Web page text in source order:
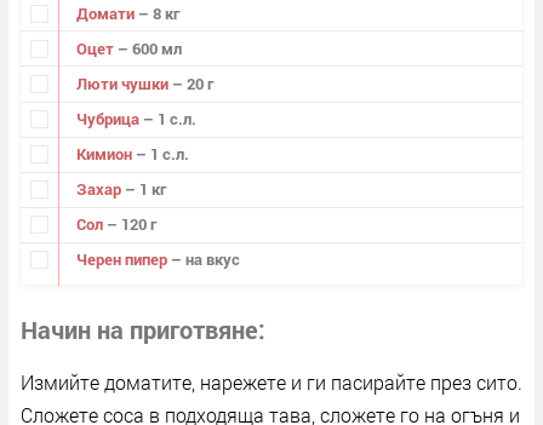
Домати – 8 кг
Оцет – 600 мл
Люти чушки – 20 г
Чубрица – 1 с.л.
Кимион – 1 с.л.
Захар – 1 кг
Сол – 120 г
Черен пипер – на вкус
Начин на приготвяне
Измийте доматите, нарежете и ги пасирайте през сито.
Сложете соса в подходяща тава, сложете го на огъня и